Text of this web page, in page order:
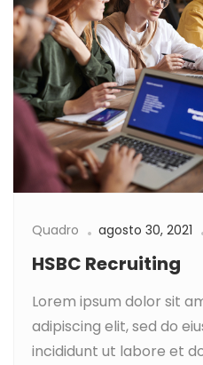
Quadro agosto 30, 2021
HSBC Recruiting
Lorem ipsum dolor sit
adipiscing elit, sed do
incididunt ut labore et